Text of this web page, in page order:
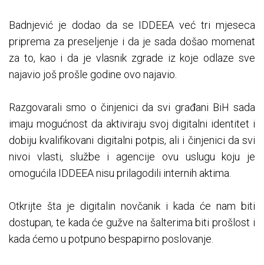
Badnjević je dodao da se IDDEEA već tri mjeseca
priprema za preseljenje i da je sada došao momenat
za to, kao i da je vlasnik zgrade iz koje odlaze sve
najavio još prošle godine ovo najavio.
Razgovarali smo o činjenici da svi građani BiH sada
imaju mogućnost da aktiviraju svoj digitalni identitet i
dobiju kvalifikovani digitalni potpis, ali i činjenici da svi
nivoi vlasti, službe i agencije ovu uslugu koju je
omogućila IDDEEA nisu prilagodili internih aktima.
Otkrijte šta je digitalin novčanik i kada će nam biti
dostupan, te kada će gužve na šalterima biti prošlost i
kada ćemo u potpuno bespapirno poslovanje.